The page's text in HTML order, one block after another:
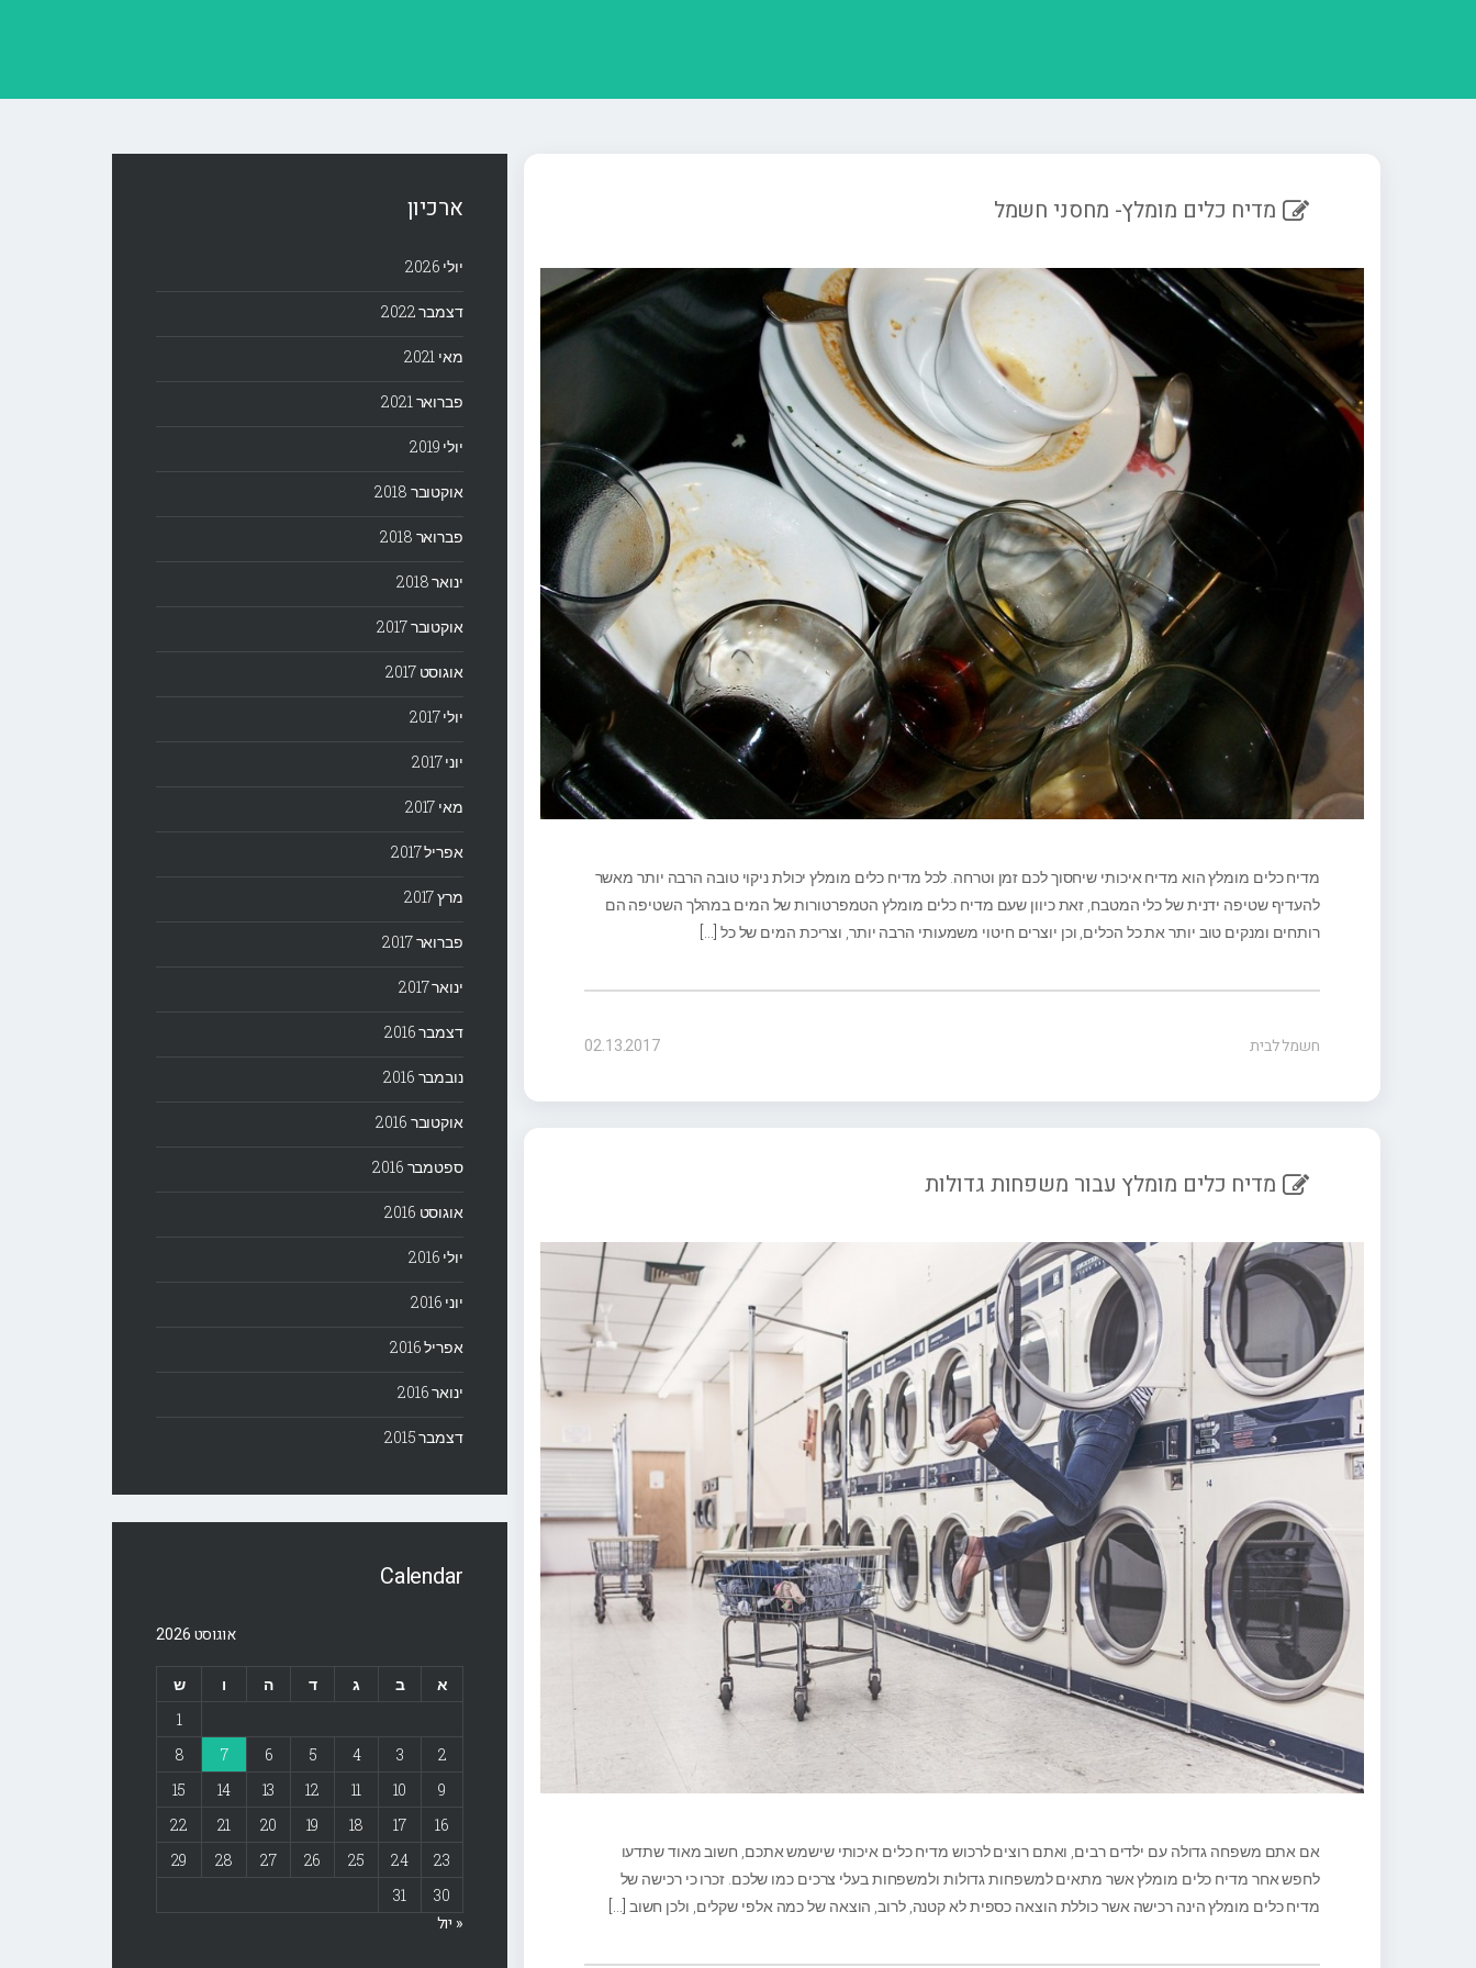
מדיח כלים מומלץ- מחסני חשמל
מדיח כלים מומלץ הוא מדיח איכותי שיחסוך לכם זמן וטרחה. לכל מדיח כלים מומלץ יכולת ניקוי טובה הרבה יותר מאשר
להעדיף שטיפה ידנית של כלי המטבח, זאת כיוון שעם מדיח כלים מומלץ הטמפרטורות של המים במהלך השטיפה הם
רותחים ומנקים טוב יותר את כל הכלים, וכן יוצרים חיטוי משמעותי הרבה יותר, וצריכת המים של כל […]
02.13.2017 חשמל לבית
מדיח כלים מומלץ עבור משפחות גדולות
אם אתם משפחה גדולה עם ילדים רבים, ואתם רוצים לרכוש מדיח כלים איכותי שישמש אתכם, חשוב מאוד שתדעו
לחפש אחר מדיח כלים מומלץ אשר מתאים למשפחות גדולות ולמשפחות בעלי צרכים כמו שלכם. זכרו כי רכישה של
מדיח כלים מומלץ הינה רכישה אשר כוללת הוצאה כספית לא קטנה, לרוב, הוצאה של כמה אלפי שקלים, ולכן חשוב […]
ארכיון
יולי 2026
דצמבר 2022
מאי 2021
פברואר 2021
יולי 2019
אוקטובר 2018
פברואר 2018
ינואר 2018
אוקטובר 2017
אוגוסט 2017
יולי 2017
יוני 2017
מאי 2017
אפריל 2017
מרץ 2017
פברואר 2017
ינואר 2017
דצמבר 2016
נובמבר 2016
אוקטובר 2016
ספטמבר 2016
אוגוסט 2016
יולי 2016
יוני 2016
אפריל 2016
ינואר 2016
דצמבר 2015
Calendar
אוגוסט 2026
א ב ג ד ה ו
ש
1
2
3
4
5
6
7
8
9
10
11
12
13
14
15
16
17
18
19
20
21
22
23
24
25
26
27
28
29
30
31
« יול